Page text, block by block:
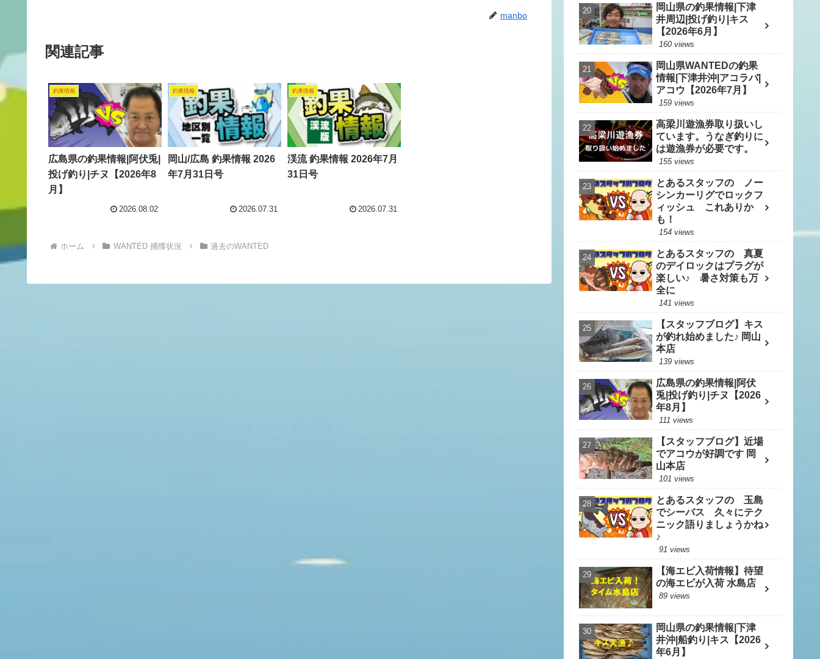
manbo
関連記事
釣果情報
広島県の釣果情報|阿伏兎|
投げ釣り|チヌ【2026年8
月】
2026.08.02
釣果情報
岡山/広島 釣果情報 2026
年7月31日号
2026.07.31
釣果情報
渓流 釣果情報 2026年7月
31日号
2026.07.31
ホーム WANTED 捕獲状況 過去のWANTED
岡山県の釣果情報|下津
井周辺|投げ釣り|キス
【2026年6月】
160 views
岡山県WANTEDの釣果
情報|下津井沖|アコラバ|
アコウ【2026年7月】
159 views
高梁川遊漁券取り扱いし
ています。うなぎ釣りに
は遊漁券が必要です。
155 views
とあるスタッフの ノー
シンカーリグでロックフ
ィッシュ これありか
も！
154 views
とあるスタッフの 真夏
のデイロックはプラグが
楽しい♪ 暑さ対策も万
全に
141 views
【スタッフブログ】キス
が釣れ始めました♪ 岡山
本店
139 views
広島県の釣果情報|阿伏
兎|投げ釣り|チヌ【2026
年8月】
111 views
【スタッフブログ】近場
でアコウが好調です 岡
山本店
101 views
とあるスタッフの 玉島
でシーバス 久々にテク
ニック語りましょうかね
♪
91 views
【海エビ入荷情報】待望
の海エビが入荷 水島店
89 views
岡山県の釣果情報|下津
井沖|船釣り|キス【2026
年6月】